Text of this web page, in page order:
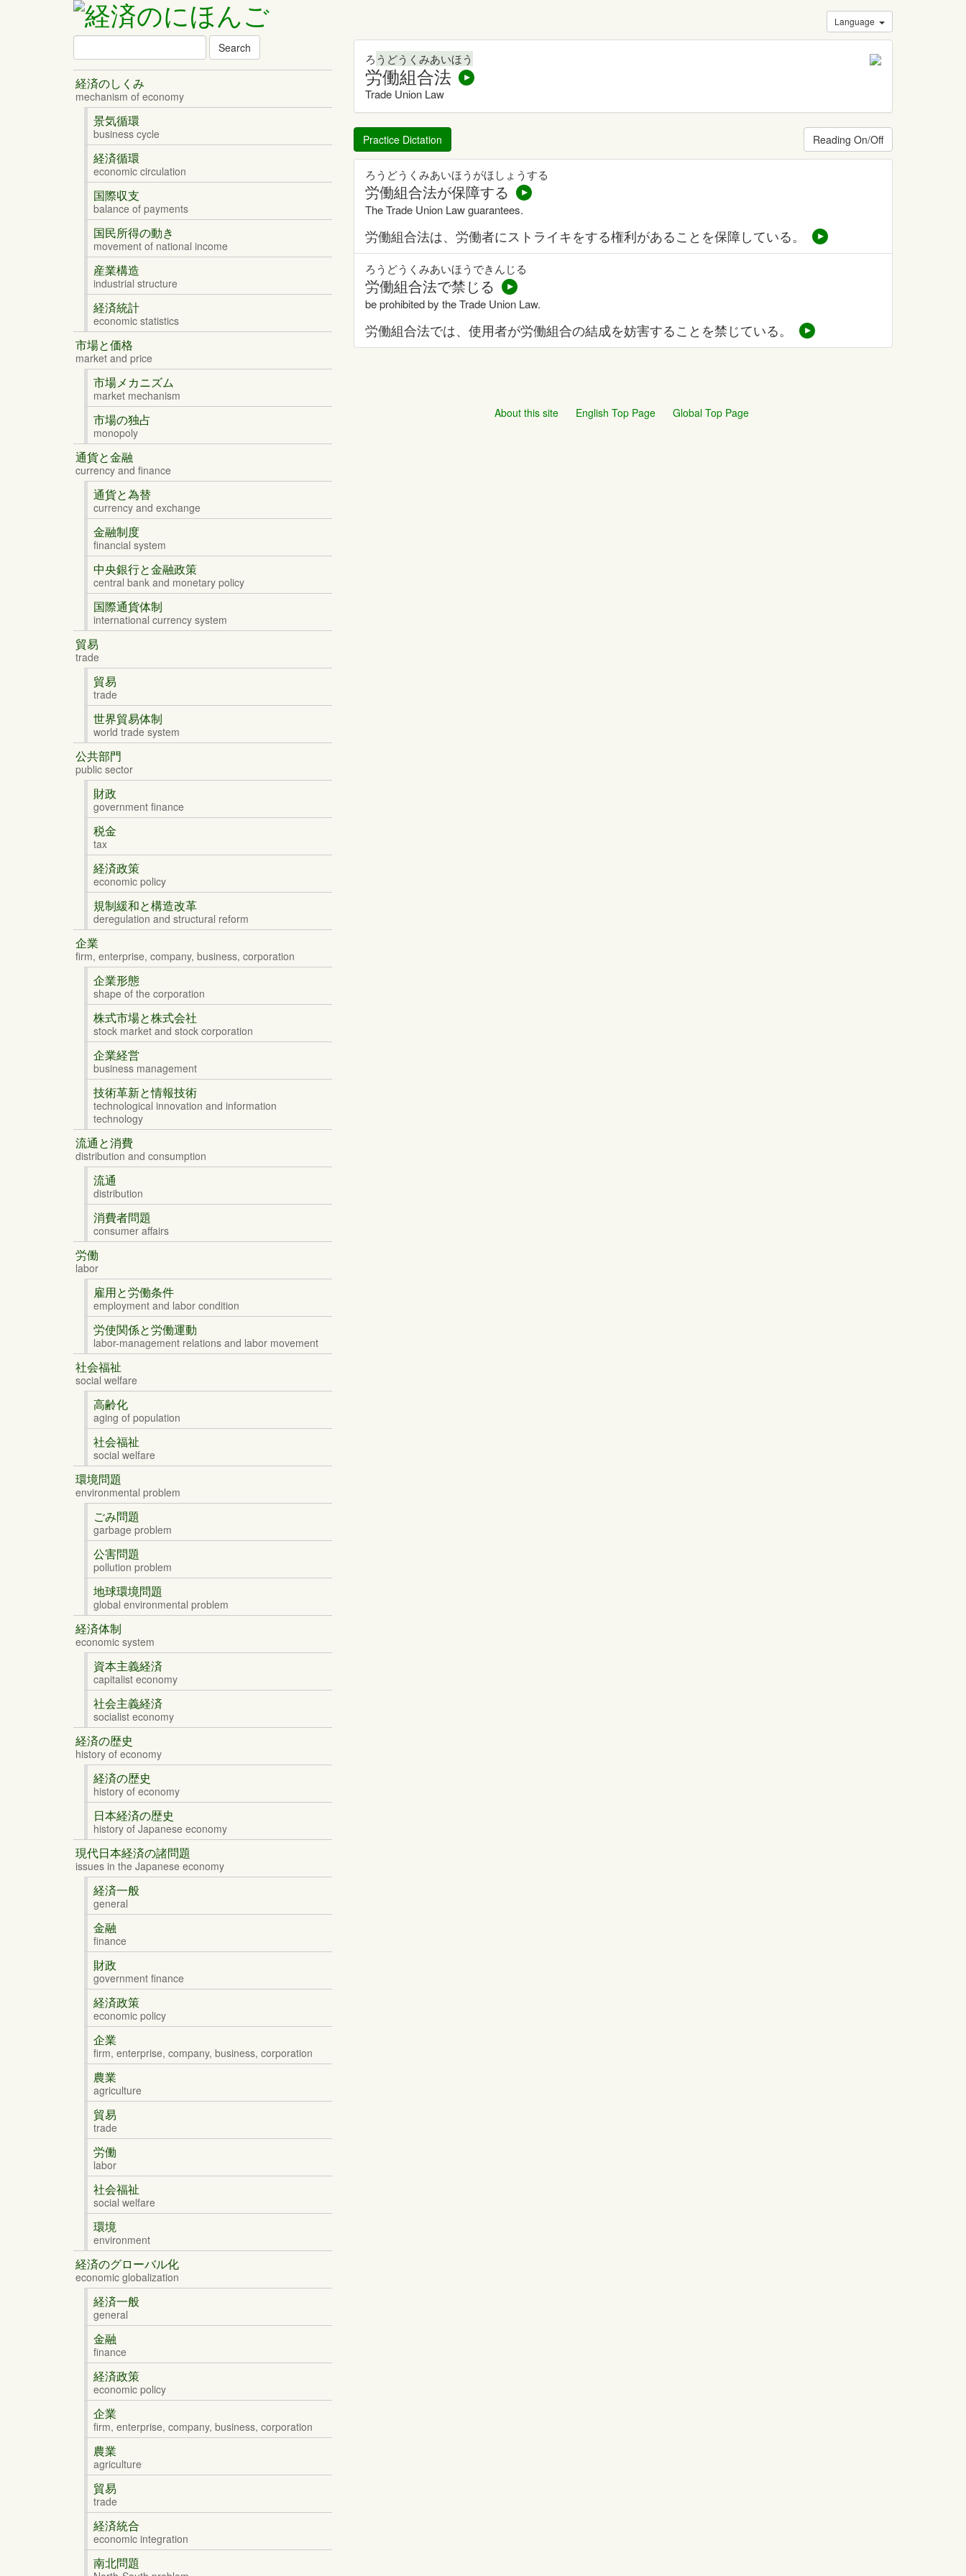
Search
Theme
List
経済のしくみ
mechanism of economy
景気循環
business cycle
経済循環
economic circulation
国際収支
balance of payments
国民所得の動き
movement of national income
産業構造
industrial structure
経済統計
economic statistics
市場と価格
market and price
市場メカニズム
market mechanism
市場の独占
monopoly
通貨と金融
currency and finance
通貨と為替
currency and exchange
金融制度
financial system
中央銀行と金融政策
central bank and monetary policy
国際通貨体制
international currency system
貿易
trade
貿易
trade
世界貿易体制
world trade system
公共部門
public sector
財政
government finance
税金
tax
経済政策
economic policy
規制緩和と構造改革
deregulation and structural reform
企業
firm, enterprise, company, business, corporation
企業形態
shape of the corporation
株式市場と株式会社
stock market and stock corporation
企業経営
business management
技術革新と情報技術
technological innovation and information
technology
流通と消費
distribution and consumption
流通
distribution
消費者問題
consumer affairs
労働
labor
雇用と労働条件
employment and labor condition
労使関係と労働運動
labor-management relations and labor movement
社会福祉
social welfare
高齢化
aging of population
社会福祉
social welfare
環境問題
environmental problem
ごみ問題
garbage problem
公害問題
pollution problem
地球環境問題
global environmental problem
経済体制
economic system
資本主義経済
capitalist economy
社会主義経済
socialist economy
経済の歴史
history of economy
経済の歴史
history of economy
日本経済の歴史
history of Japanese economy
現代日本経済の諸問題
issues in the Japanese economy
経済一般
general
金融
finance
財政
government finance
経済政策
economic policy
企業
firm, enterprise, company, business, corporation
農業
agriculture
貿易
trade
労働
labor
社会福祉
social welfare
環境
environment
経済のグローバル化
economic globalization
経済一般
general
金融
finance
経済政策
economic policy
企業
firm, enterprise, company, business, corporation
農業
agriculture
貿易
trade
経済統合
economic integration
南北問題
Language
ろうどうくみあいほう
労働組合法
Trade Union Law
Reading On/Off
Practice Dictation
ろうどうくみあいほうがほしょうする
労働組合法が保障する
The Trade Union Law guarantees.
労働組合法は、労働者にストライキをする権利があることを保障している。
ろうどうくみあいほうできんじる
労働組合法で禁じる
be prohibited by the Trade Union Law.
労働組合法では、使用者が労働組合の結成を妨害することを禁じている。
About this site English Top Page Global Top Page